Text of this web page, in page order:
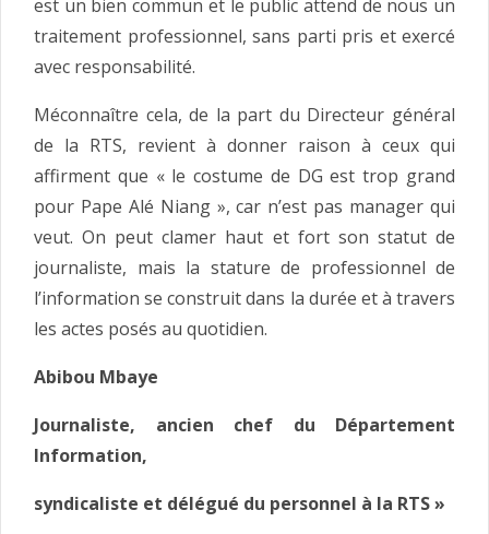
est un bien commun et le public attend de nous un
traitement professionnel, sans parti pris et exercé
avec responsabilité.
Méconnaître cela, de la part du Directeur général
de la RTS, revient à donner raison à ceux qui
affirment que « le costume de DG est trop grand
pour Pape Alé Niang », car n’est pas manager qui
veut. On peut clamer haut et fort son statut de
journaliste, mais la stature de professionnel de
l’information se construit dans la durée et à travers
les actes posés au quotidien.
Abibou Mbaye
Journaliste, ancien chef du Département
Information,
syndicaliste et délégué du personnel à la RTS »